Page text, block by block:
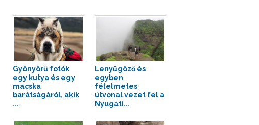
Gyönyörű fotók
egy kutya és egy
macska
barátságáról, akik
...
Lenyűgöző és
egyben
félelmetes
útvonal vezet fel a
Nyugati...